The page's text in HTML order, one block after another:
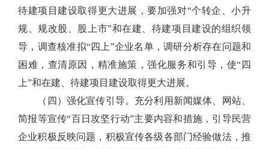
待建项目建设取得更大进展，要加强对“个转企、小升
规、规改股、股上市”和在建、待建项目建设的组织领
导，调查核准拟“四上”企业名单，调研分析存在问题和
困难，查清原因，精准施策，强化服务和引导，使“四
上”和在建、待建项目建设取得更大进展。
（四）强化宣传引导。充分利用新闻媒体、网站、
简报等宣传“百日攻坚行动”主要内容和措施，引导民营
企业积极反映问题，积极宣传各级各部门经验做法，推